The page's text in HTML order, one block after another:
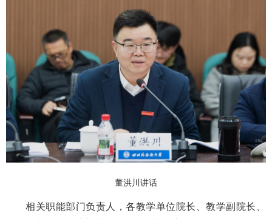
董洪川讲话
相关职能部门负责人，各教学单位院长、教学副院长、